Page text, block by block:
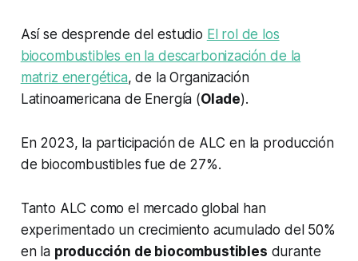
Así se desprende del estudio El rol de los
biocombustibles en la descarbonización de la
matriz energética, de la Organización
Latinoamericana de Energía (Olade).
En 2023, la participación de ALC en la producción
de biocombustibles fue de 27%.
Tanto ALC como el mercado global han
experimentado un crecimiento acumulado del 50%
en la producción de biocombustibles durante